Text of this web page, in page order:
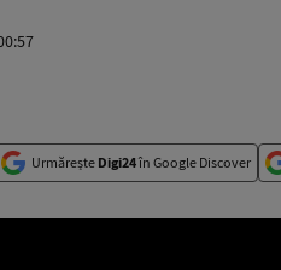
Urmărește Digi24în Google Discover